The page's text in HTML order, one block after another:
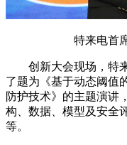
特来电首
创新大会现场，特
了题为《基于动态阈值
防护技术》的主题演讲
构、数据、模型及安全
等。